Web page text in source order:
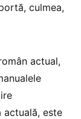
culmea,
actual,
actuală, este